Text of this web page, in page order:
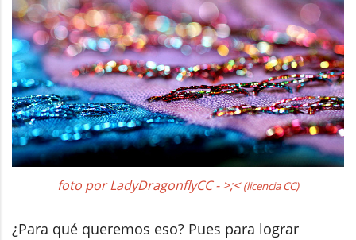
foto por LadyDragonflyCC - >;<(licencia CC)
¿Para qué queremos eso? Pues para lograr